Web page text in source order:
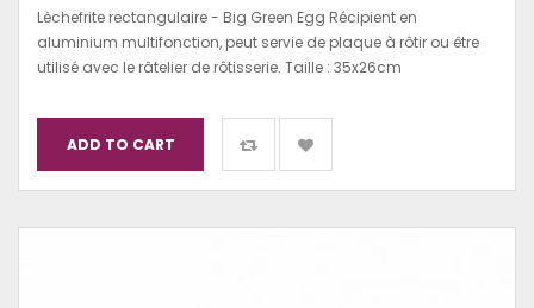
Lèchefrite rectangulaire - Big Green Egg Récipient en
aluminium multifonction, peut servie de plaque à rôtir ou être
utilisé avec le râtelier de rôtisserie. Taille : 35x26cm
ADD TO CART